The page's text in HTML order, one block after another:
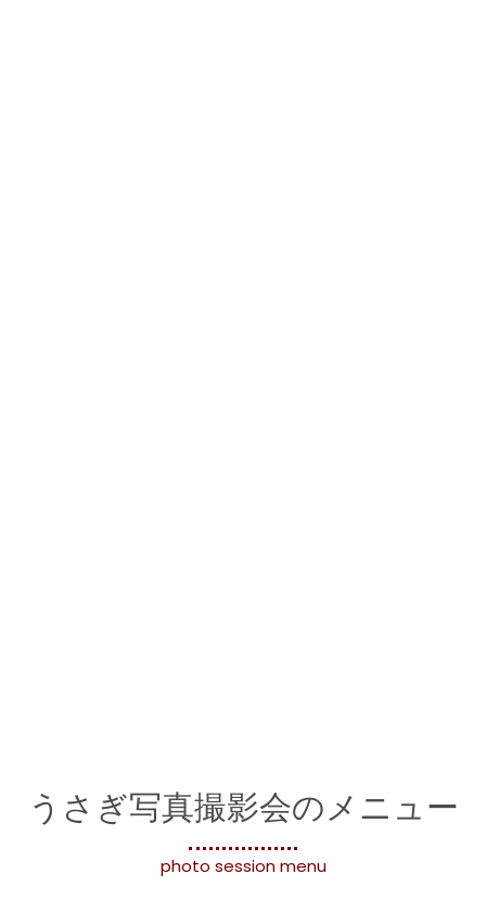
うさぎ写真撮影会のメニュー
photo session menu